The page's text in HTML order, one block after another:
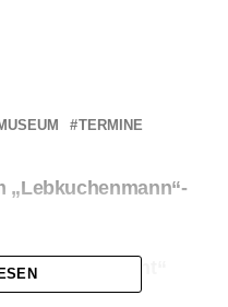
TERMINE
„Lebkuchenmann“-
Weihnacht“